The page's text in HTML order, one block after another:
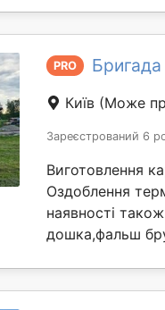
PRO
Київ (Може
Зареєстрований 6
Виготовлення
Оздоблення
наявності
дошка,фальш